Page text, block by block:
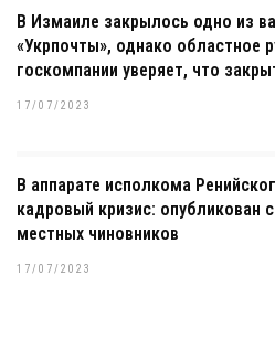
В Измаиле закрылось одно из
«Укрпочты», однако областное
госкомпании уверяет, что
17/07/2023
В аппарате исполкома
кадровый кризис: опубликован
местных чиновников
17/07/2023